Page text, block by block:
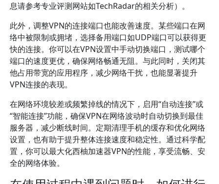
息请参考专业评测网站如TechRadar的相关分析）。
此外，调整VPN的连接端口也能改善速度。某些端口在网
络中被限制或拥堵，选择备用端口如UDP端口可以获得更
快的连接。你可以在VPN设置中手动切换端口，测试哪个
端口的速度更优，确保网络畅通无阻。与此同时，关闭其
他占用带宽的应用程序，减少网络干扰，也能显著提升
VPN连接的表现。
在网络环境较差或频繁掉线的情况下，启用“自动连接”或
“智能连接”功能，确保VPN在网络波动时自动切换到最佳
服务器，减少断线时间。定期清理手机的缓存和优化网络
设置，也有助于提升整体连接速度和稳定性。通过科学配
置，你可以最大化西柚加速器VPN的性能，享受流畅、安
全的网络体验。